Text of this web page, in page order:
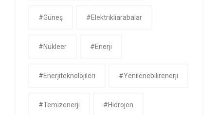
#güneş #Elektrikliarabalar
#nükleer #Enerji
#enerjiteknolojileri #yenilenebilirenerji
#temizenerji #Hidrojen